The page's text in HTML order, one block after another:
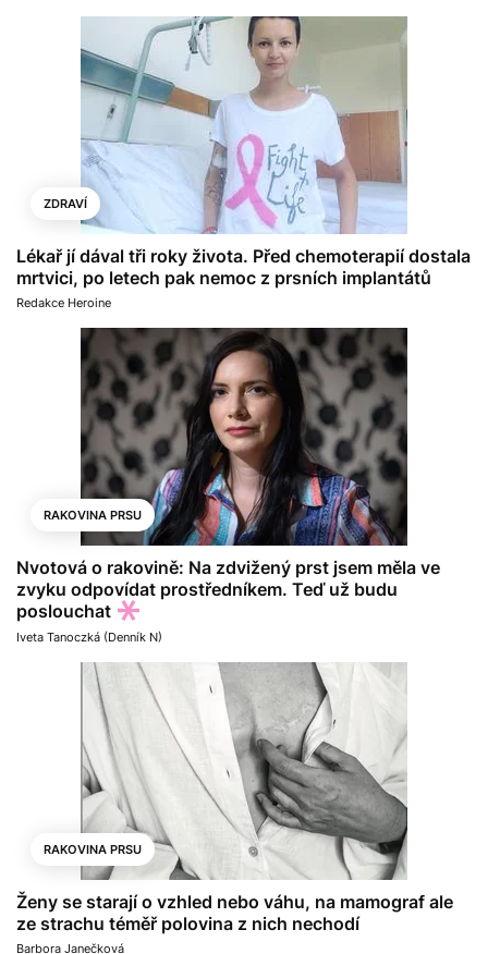
ZDRAVÍ
Lékař jí dával tři roky života. Před chemoterapií dostala
mrtvici, po letech pak nemoc z prsních implantátů
Redakce Heroine
RAKOVINA PRSU
Nvotová o rakovině: Na zdvižený prst jsem měla ve
zvyku odpovídat prostředníkem. Teď už budu
poslouchat
Iveta Tanoczká (Denník N)
RAKOVINA PRSU
Ženy se starají o vzhled nebo váhu, na mamograf ale
ze strachu téměř polovina z nich nechodí
Barbora Janečková